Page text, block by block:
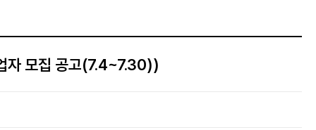
자 모집 공고(7.4~7.30))